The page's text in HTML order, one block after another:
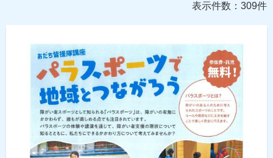
表示件数：309件